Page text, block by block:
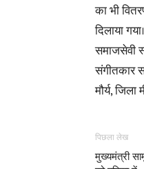
का भी
दिलाया
समाजसेवी
संगीतकार
मौर्य,
पिछला लेख
मुख्यमंत्री